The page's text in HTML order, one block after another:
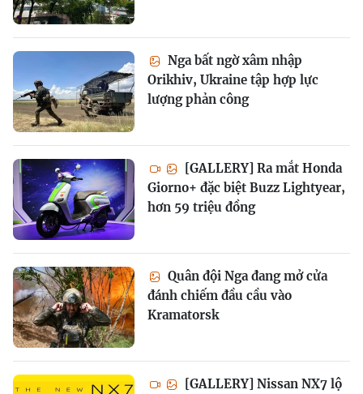
Nga bất ngờ xâm nhập
Orikhiv, Ukraine tập hợp lực
lượng phản công
[GALLERY] Ra mắt Honda
Giorno+ đặc biệt Buzz Lightyear,
hơn 59 triệu đồng
Quân đội Nga đang mở cửa
đánh chiếm đầu cầu vào
Kramatorsk
[GALLERY] Nissan NX7 lộ